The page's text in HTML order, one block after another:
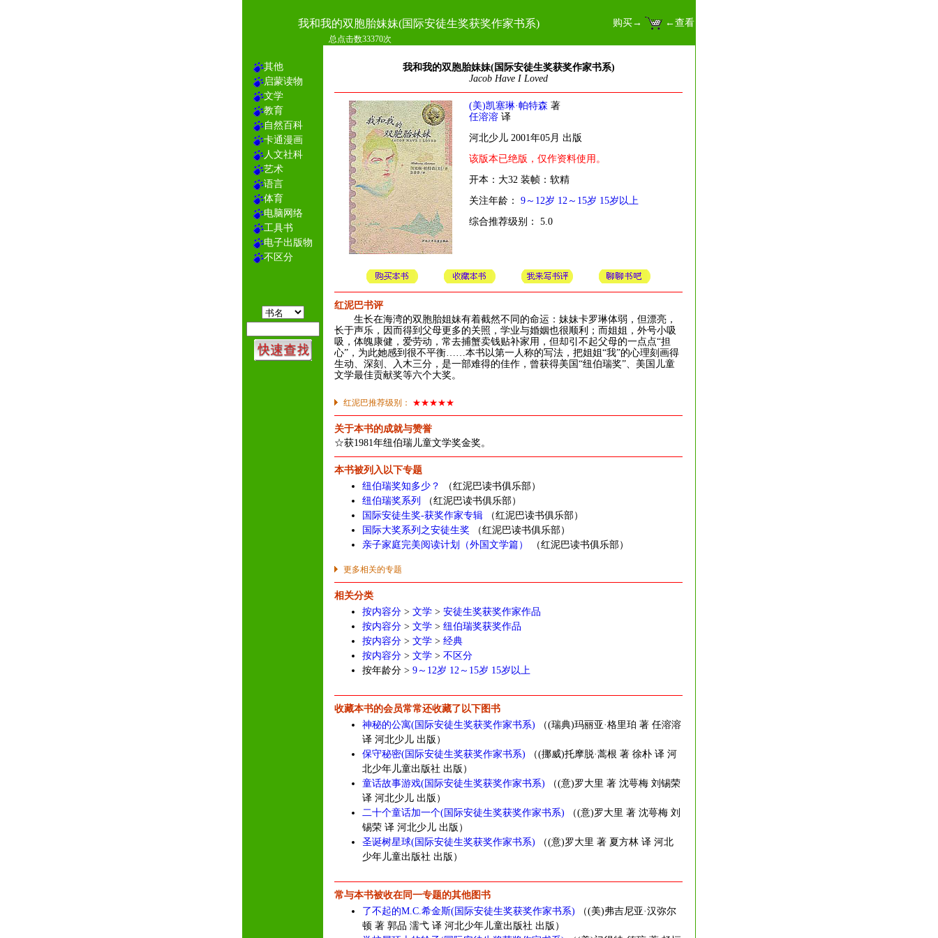
我和我的双胞胎妹妹(国际安徒生奖获奖作家书系) 购买→ ←查看
总点击数33370次
其他
启蒙读物
文学
教育
自然百科
卡通漫画
人文社科
艺术
语言
体育
电脑网络
工具书
电子出版物
不区分
我和我的双胞胎妹妹(国际安徒生奖获奖作家书系)
Jacob Have I Loved
(美)凯塞琳·帕特森 著
任溶溶 译
河北少儿 2001年05月 出版
该版本已绝版，仅作资料使用。
开本：大32 装帧：软精
关注年龄： 9～12岁 12～15岁 15岁以上
综合推荐级别： 5.0
红泥巴书评
生长在海湾的双胞胎姐妹有着截然不同的命运：妹妹卡罗琳体弱，但漂亮，
长于声乐，因而得到父母更多的关照，学业与婚姻也很顺利；而姐姐，外号小吸
吸，体魄康健，爱劳动，常去捕蟹卖钱贴补家用，但却引不起父母的一点点“担
心”，为此她感到很不平衡……本书以第一人称的写法，把姐姐“我”的心理刻画得
生动、深刻、入木三分，是一部难得的佳作，曾获得美国“纽伯瑞奖”、美国儿童
文学最佳贡献奖等六个大奖。
红泥巴推荐级别： ★★★★★
关于本书的成就与赞誉
☆获1981年纽伯瑞儿童文学奖金奖。
本书被列入以下专题
纽伯瑞奖知多少？
（红泥巴读书俱乐部）
纽伯瑞奖系列
（红泥巴读书俱乐部）
国际安徒生奖-获奖作家专辑 （红泥巴读书俱乐部）
国际大奖系列之安徒生奖 （红泥巴读书俱乐部）
亲子家庭完美阅读计划（外国文学篇）
（红泥巴读书俱乐部）
更多相关的专题
相关分类
按内容分 > 文学 > 安徒生奖获奖作家作品
按内容分 > 文学 > 纽伯瑞奖获奖作品
按内容分 > 文学 > 经典
按内容分 > 文学 > 不区分
按年龄分 > 9～12岁 12～15岁 15岁以上
收藏本书的会员常常还收藏了以下图书
神秘的公寓(国际安徒生奖获奖作家书系) （(瑞典)玛丽亚·格里珀 著 任溶溶
译 河北少儿 出版）
保守秘密(国际安徒生奖获奖作家书系) （(挪威)托摩脱·蒿根 著 徐朴 译 河
北少年儿童出版社 出版）
童话故事游戏(国际安徒生奖获奖作家书系) （(意)罗大里 著 沈萼梅 刘锡荣
译 河北少儿 出版）
二十个童话加一个(国际安徒生奖获奖作家书系) （(意)罗大里 著 沈萼梅 刘
锡荣 译 河北少儿 出版）
圣诞树星球(国际安徒生奖获奖作家书系) （(意)罗大里 著 夏方林 译 河北
少年儿童出版社 出版）
常与本书被收在同一专题的其他图书
了不起的M.C.希金斯(国际安徒生奖获奖作家书系) （(美)弗吉尼亚·汉弥尔
顿 著 郭品 濡弋 译 河北少年儿童出版社 出版）